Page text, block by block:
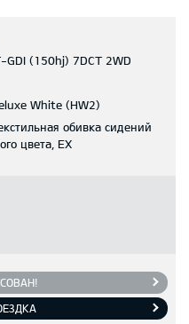
GDI (150hj) 7DCT 2WD
White (HW2)
обивка сидений
цвета, EX